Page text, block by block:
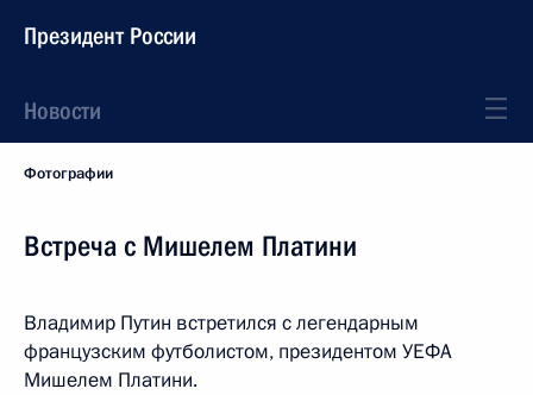
Президент России
Новости
Фотографии
Встреча с Мишелем Платини
Владимир Путин встретился с легендарным
французским футболистом, президентом УЕФА
Мишелем Платини.